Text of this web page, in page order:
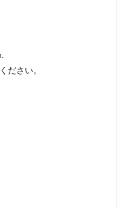
ださい。